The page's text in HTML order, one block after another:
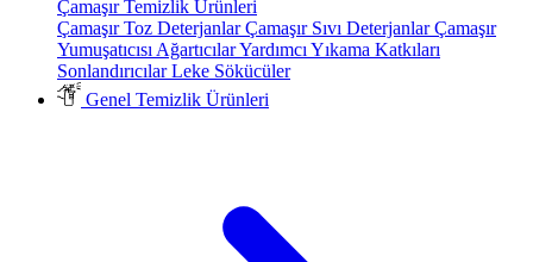
Çamaşır Temizlik Ürünleri
Çamaşır Toz DeterjanlarÇamaşır Sıvı DeterjanlarÇamaşır
Yumuşatıcısı AğartıcılarYardımcı Yıkama Katkıları
SonlandırıcılarLeke Sökücüler
Genel Temizlik Ürünleri